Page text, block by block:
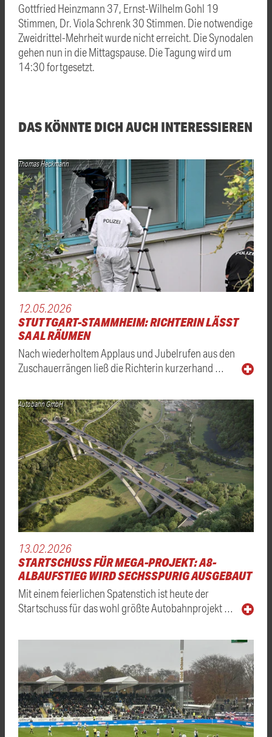
Gottfried Heinzmann 37, Ernst-Wilhelm Gohl 19
Stimmen, Dr. Viola Schrenk 30 Stimmen. Die notwendige
Zweidrittel-Mehrheit wurde nicht erreicht. Die Synodalen
gehen nun in die Mittagspause. Die Tagung wird um
14:30 fortgesetzt.
DAS KÖNNTE DICH AUCH INTERESSIEREN
Thomas Heckmann
12.05.2026
STUTTGART-STAMMHEIM: RICHTERIN LÄSST
SAAL RÄUMEN
Nach wiederholtem Applaus und Jubelrufen aus den
Zuschauerrängen ließ die Richterin kurzerhand …
Autobahn GmbH
13.02.2026
STARTSCHUSS FÜR MEGA-PROJEKT: A8-
ALBAUFSTIEG WIRD SECHSSPURIG AUSGEBAUT
Mit einem feierlichen Spatenstich ist heute der
Startschuss für das wohl größte Autobahnprojekt …